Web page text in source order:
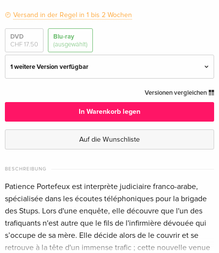
Versand in der Regel in 1 bis 2 Wochen
DVD
CHF 17.50
Blu-ray
(ausgewählt)
1 weitere Version verfügbar
CHF 22.50
Versionen vergleichen
In Warenkorb legen
Auf die Wunschliste
BESCHREIBUNG
Patience Portefeux est interprète judiciaire franco-arabe,
spécialisée dans les écoutes téléphoniques pour la brigade
des Stups. Lors d'une enquête, elle découvre que l'un des
trafiquants n'est autre que le fils de l'infirmière dévouée qui
s’occupe de sa mère. Elle décide alors de le couvrir et se
retrouve à la tête d'un immense trafic ; cette nouvelle venue